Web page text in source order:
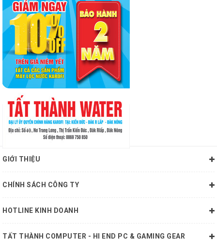
GIỚI THIỆU
CHÍNH SÁCH CÔNG TY
HOTLINE KINH DOANH
TẤT THÀNH COMPUTER - HI END PC & GAMING GEAR